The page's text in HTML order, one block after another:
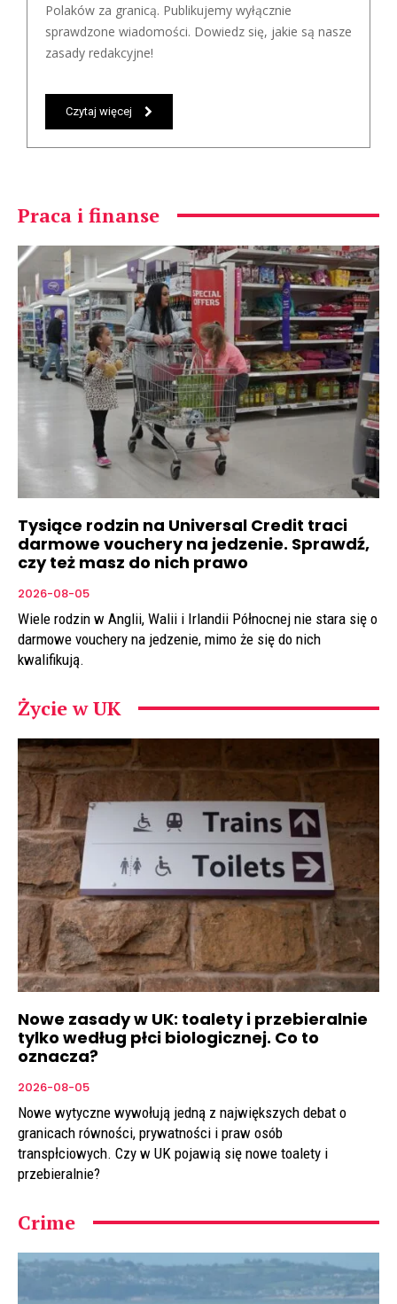
Polaków za granicą. Publikujemy wyłącznie
sprawdzone wiadomości. Dowiedz się, jakie są nasze
zasady redakcyjne!
Czytaj więcej
Praca i finanse
Tysiące rodzin na Universal Credit traci
darmowe vouchery na jedzenie. Sprawdź,
czy też masz do nich prawo
2026-08-05
Wiele rodzin w Anglii, Walii i Irlandii Północnej nie stara się o
darmowe vouchery na jedzenie, mimo że się do nich
kwalifikują.
Życie w UK
Nowe zasady w UK: toalety i przebieralnie
tylko według płci biologicznej. Co to
oznacza?
2026-08-05
Nowe wytyczne wywołują jedną z największych debat o
granicach równości, prywatności i praw osób
transpłciowych. Czy w UK pojawią się nowe toalety i
przebieralnie?
Crime